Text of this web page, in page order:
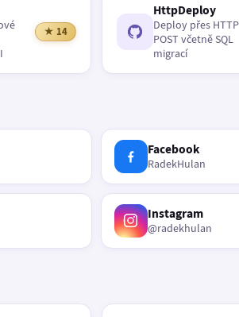
★ 14
HttpDeploy
Deploy přes HTTP
POST včetně SQL
migrací
Facebook
RadekHulan
Instagram
@radekhulan